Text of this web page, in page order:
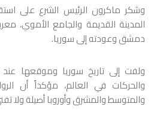
وشكر ماكرون الرئيس الشرع على
المدينة القديمة والجامع الأموي،
دمشق وعودته إلى سوريا.
ولفت إلى تاريخ سوريا وموقعها
والحركات في العالم، مؤكداً أن
والمتوسط والمشرق وأوروبا أصيلة ولا